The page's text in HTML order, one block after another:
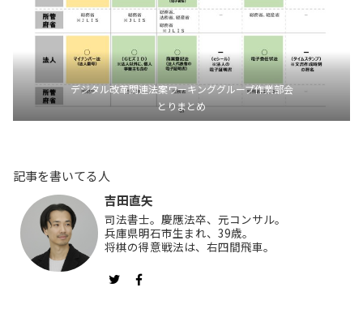
デジタル改革関連法案ワーキンググループ作業部会
とりまとめ
記事を書いてる人
吉田直矢
司法書士。慶應法卒、元コンサル。
兵庫県明石市生まれ、39歳。
将棋の得意戦法は、右四間飛車。